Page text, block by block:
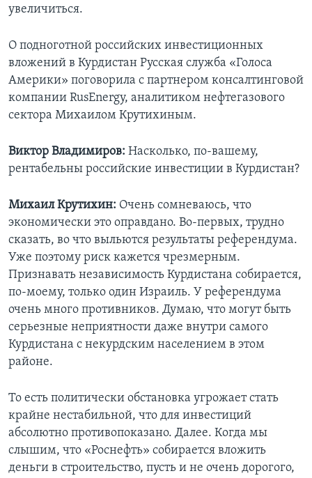
увеличиться.
О подноготной российских инвестиционных
вложений в Курдистан Русская служба «Голоса
Америки» поговорила с партнером консалтинговой
компании RusEnergy, аналитиком нефтегазового
сектора Михаилом Крутихиным.
Виктор Владимиров: Насколько, по-вашему,
рентабельны российские инвестиции в Курдистан?
Михаил Крутихин: Очень сомневаюсь, что
экономически это оправдано. Во-первых, трудно
сказать, во что выльются результаты референдума.
Уже поэтому риск кажется чрезмерным.
Признавать независимость Курдистана собирается,
по-моему, только один Израиль. У референдума
очень много противников. Думаю, что могут быть
серьезные неприятности даже внутри самого
Курдистана с некурдским населением в этом
районе.
То есть политически обстановка угрожает стать
крайне нестабильной, что для инвестиций
абсолютно противопоказано. Далее. Когда мы
слышим, что «Роснефть» собирается вложить
деньги в строительство, пусть и не очень дорогого,